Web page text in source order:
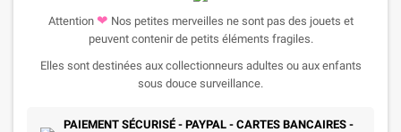
Attention ❤ Nos petites merveilles ne sont pas des jouets et
peuvent contenir de petits éléments fragiles.
Elles sont destinées aux collectionneurs adultes ou aux enfants
sous douce surveillance.
PAIEMENT SÉCURISÉ - PAYPAL - CARTES BANCAIRES -